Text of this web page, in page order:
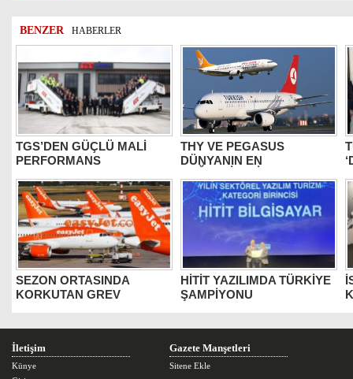
BENZER HABERLER
TGS’DEN GÜÇLÜ MALİ
PERFORMANS
THY VE PEGASUS
DÜNYANIN EN
SEZON ORTASINDA
KORKUTAN GREV
HİTİT YAZILIMDA TÜRKİYE
ŞAMPİYONU
İletişim
Künye
Gazete Manşetleri
Sitene Ekle